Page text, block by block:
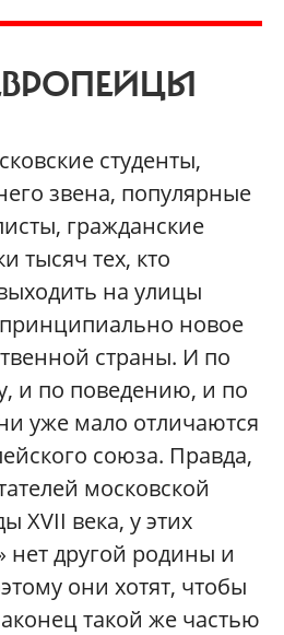
студенты,
звена, популярные
гражданские
тысяч тех, кто
на улицы
новое
страны. И по
и по поведению, и по
уже мало отличаются
союза. Правда,
московской
XVII века, у этих
нет другой родины и
они хотят, чтобы
такой же частью